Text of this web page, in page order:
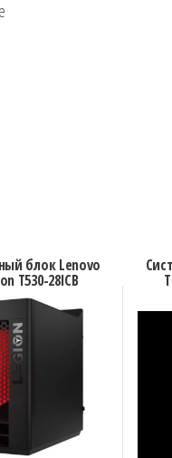
блок Lenovo
T530-28ICB